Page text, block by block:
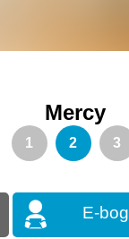
Mercy
1 2 3
E-bog